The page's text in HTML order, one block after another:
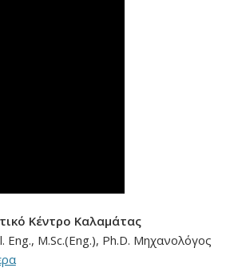
Κέντρο Καλαμάτας
M.Sc.(Eng.), Ph.D. Μηχανολόγος